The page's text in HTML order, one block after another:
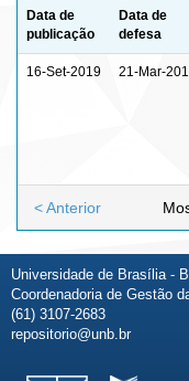
Data de
publicação
Data de
defesa
16-Set-2019 21-Mar-
< Anterior
Universidade de Brasília -
Coordenadoria de Gestão
(61) 3107-2683
repositorio@unb.br